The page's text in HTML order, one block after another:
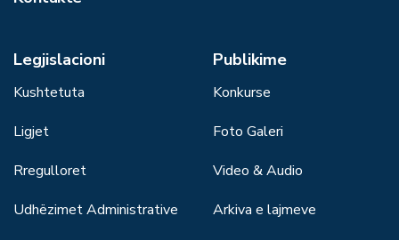
Legjislacioni
Kushtetuta
Ligjet
Rregulloret
Udhëzimet Administrative
Publikime
Konkurse
Foto Galeri
Video & Audio
Arkiva e lajmeve